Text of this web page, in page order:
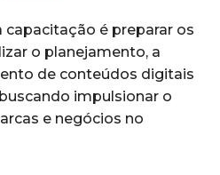
é preparar os
o planejamento, a
de conteúdos digitais
impulsionar o
e negócios no